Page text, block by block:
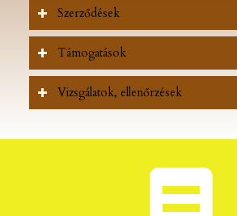
Szerződések
Támogatások
Vizsgálatok, ellenőrzések